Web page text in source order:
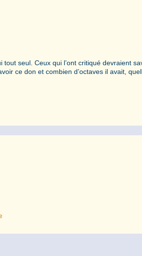
seul. Ceux qui l’ont critiqué devraient
ce don et combien d’octaves il avait,